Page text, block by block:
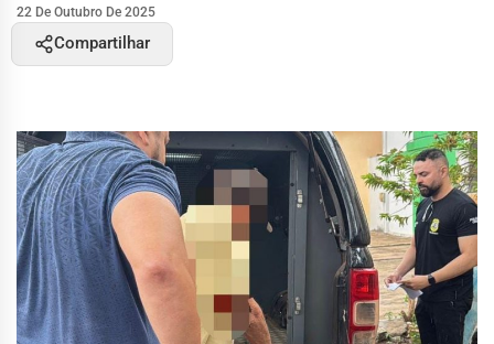
22 De Outubro De 2025
Compartilhar